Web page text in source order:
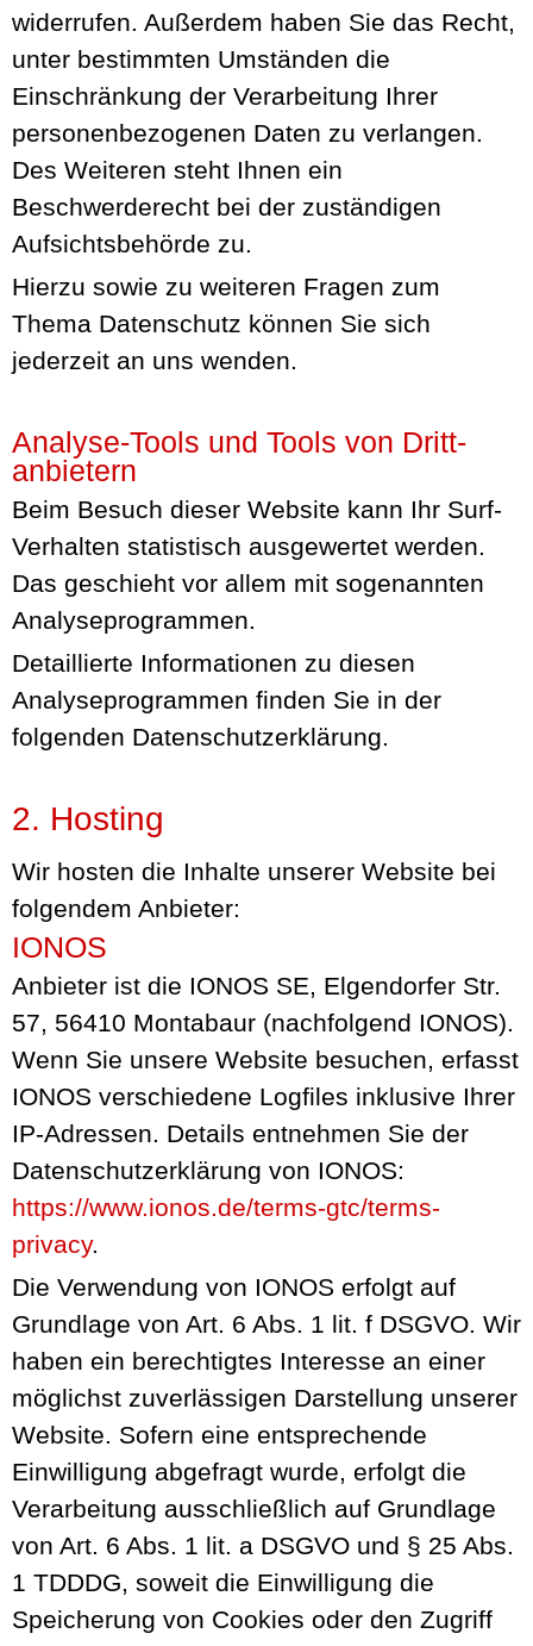
widerrufen. Außerdem haben Sie das Recht,
unter bestimmten Umständen die
Einschränkung der Verarbeitung Ihrer
personenbezogenen Daten zu verlangen.
Des Weiteren steht Ihnen ein
Beschwerderecht bei der zuständigen
Aufsichtsbehörde zu.
Hierzu sowie zu weiteren Fragen zum
Thema Datenschutz können Sie sich
jederzeit an uns wenden.
Analyse-Tools und Tools von Dritt­
anbietern
Beim Besuch dieser Website kann Ihr Surf-
Verhalten statistisch ausgewertet werden.
Das geschieht vor allem mit sogenannten
Analyseprogrammen.
Detaillierte Informationen zu diesen
Analyseprogrammen finden Sie in der
folgenden Datenschutzerklärung.
2. Hosting
Wir hosten die Inhalte unserer Website bei
folgendem Anbieter:
IONOS
Anbieter ist die IONOS SE, Elgendorfer Str.
57, 56410 Montabaur (nachfolgend IONOS).
Wenn Sie unsere Website besuchen, erfasst
IONOS verschiedene Logfiles inklusive Ihrer
IP-Adressen. Details entnehmen Sie der
Datenschutzerklärung von IONOS:
https://www.ionos.de/terms-gtc/terms-
privacy.
Die Verwendung von IONOS erfolgt auf
Grundlage von Art. 6 Abs. 1 lit. f DSGVO. Wir
haben ein berechtigtes Interesse an einer
möglichst zuverlässigen Darstellung unserer
Website. Sofern eine entsprechende
Einwilligung abgefragt wurde, erfolgt die
Verarbeitung ausschließlich auf Grundlage
von Art. 6 Abs. 1 lit. a DSGVO und § 25 Abs.
1 TDDDG, soweit die Einwilligung die
Speicherung von Cookies oder den Zugriff